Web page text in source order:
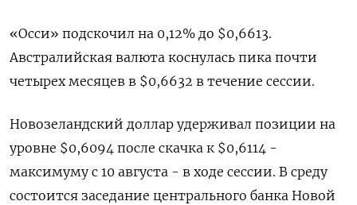
«Осси» подскочил на 0,12% до $0,6613.
Австралийская валюта коснулась пика почти
четырех месяцев в $0,6632 в течение сессии.
Новозеландский доллар удерживал позиции на
уровне $0,6094​ после скачка к $0,6114 -
максимуму с 10 августа - в ходе сессии. В среду
состоится заседание центрального банка Новой